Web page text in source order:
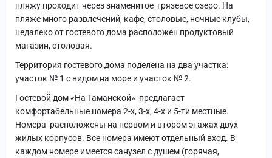
пляжу проходит через знаменитое грязевое озеро. На
пляже много развлечений, кафе, столовые, ночные клубы,
недалеко от гостевого дома расположен продуктовый
магазин, столовая.
Территория гостевого дома поделена на два участка:
участок № 1 с видом на море и участок № 2.
Гостевой дом «На Таманской» предлагает
комфортабельные номера 2-х, 3-х, 4-х и 5-ти местные.
Номера расположены на первом и втором этажах двух
жилых корпусов. Все номера имеют отдельный вход. В
каждом номере имеется санузел с душем (горячая,